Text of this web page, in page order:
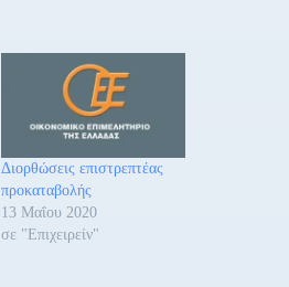
Διορθώσεις επιστρεπτέας
προκαταβολής
13 Μαΐου 2020
σε "Επιχειρείν"